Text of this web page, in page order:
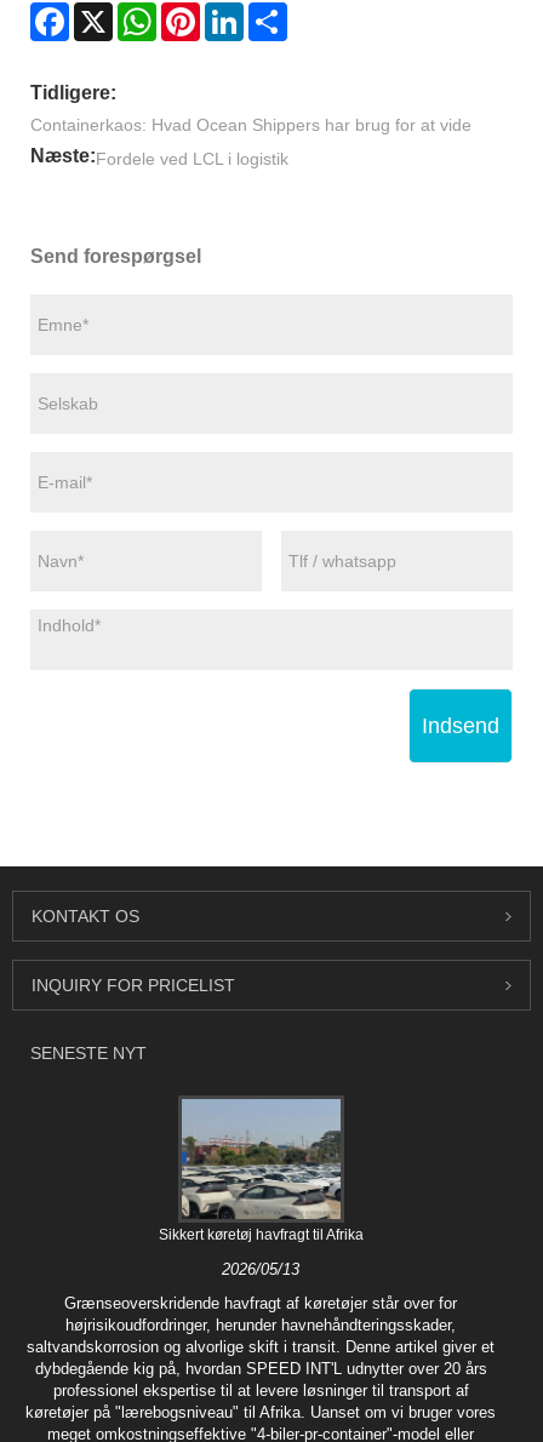
Facebook
X WhatsAppPinterestLinkedIn
Tidligere:
Containerkaos: Hvad Ocean Shippers har brug for at vide
Næste:Fordele ved LCL i logistik
Send forespørgsel
Indsend
KONTAKT OS
INQUIRY FOR PRICELIST
SENESTE NYT
Sikkert køretøj havfragt til Afrika
2026/05/13
Grænseoverskridende havfragt af køretøjer står over for
højrisikoudfordringer, herunder havnehåndteringsskader,
saltvandskorrosion og alvorlige skift i transit. Denne artikel giver et
dybdegående kig på, hvordan SPEED INT'L udnytter over 20 års
professionel ekspertise til at levere løsninger til transport af
køretøjer på "lærebogsniveau" til Afrika. Uanset om vi bruger vores
meget omkostningseffektive "4-biler-pr-container"-model eller